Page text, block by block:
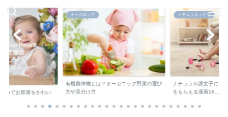
でお部屋をかわい
オーガニック
有機農作物とは？オーガニック野菜の選び
方や見分け方
ナチュラルライフ
ナチュラル派女子にお
をもらえる漫画16...